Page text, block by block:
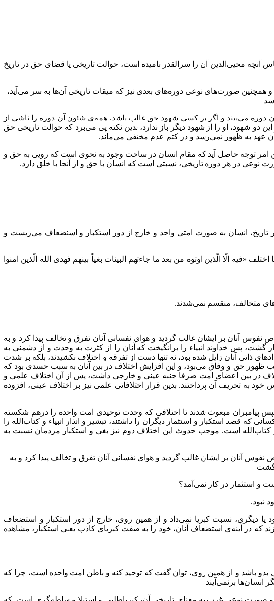
آنچه محیی‌الدین آن را سرالقدر نامیده است، حوالت تاریخی یا قضای حق در تاریخ
همچنین صورت‌های نوعی دوره‌های بعدی نیز که میقات تاریخی آن‌ها به سر می‌آید،
می‌بیند و اگر بر کسی شهود حق غالب باشد، همه‌ی شئون آن دوره را ناشی از
دو شهود، او را از شهود دیگر باز ندارد، بدین نکته پی می‌برد که حوالت تاریخی حق
عهد به ظهور نمی‌رسد و در کتم عدم مختفی می‌ماند.
امر توجه حاصل آید که مقام انسان در ساحت وجود به نحوی است که رویی به حق و
نوعی در هر دوره تاریخی، نسبتی است که انسان با حق و از آنجا با خلق دارد.
تاریخ، انسان به صورت امتی واحد و خارج از دور استکبار و استضعاف می‌زیست و
«فیه الّا الّذین اوتوه من بعد ما جاءتهم البینات بغیاً بینهم فهدی الله الّذین امنوا
متخالف، منقسم نمی‌شدند.
آنان بر ایشان غالب گردید و هوای نفسانی آنان تفرق و تخالف پیدا کرد و به
پس خداوند انبیاء را برانگیخت که آنان را از کثرت به وحدت و از دشمنی به
آنان زایل شده بود، نه تنها دست از تفرقه و اختلاف نکشیدند، بلکه بر شدت
سبب ظهور حق و وفاق می‌بود، و این افزایش اختلاف در بین آنان به سبب حسدی بود که
در بین اعضای امت صرفا جنبه عینی و خارجی داشت، پس از آن اختلاف علمی و
به تحریف آن پرداختند. بدین قرار اختلافاتی علمی نیز بر اختلاف عینی، افزوده
مبعوث شدند تا اختلافی که وحدت توحیدی امت واحده را درهم شکسته
قصد استکبار و استثمار دیگران را داشتند، تبشیر و انذار انبیاء و کتاب‌الله را
کتاب‌الله است. موجب حدوث این اختلاف دوم نیز بغی و استکبار مردمان نسبت به
آنان بر ایشان غالب گردید و هوای نفسانی آنان تفرق و تخالف پیدا کرد و به
گشت
و استثمار در کار نمی‌آمد؟
نبود.
دیگری، نسبت کبریا نمی‌داد و از همین روی، خارج از دور استکبار و استضعاف
که در آینه‌ی استضعاف آنان، خود را به صفت کبریای کاذب یعنی استکبار، مشاهده
بدو باشد و از همین روی، توان گفت که توحید کنه و باطن امت واحده است، چرا که
انسان‌ها برنمی‌آیند.
نوعی غرب به معنای تاریخی آن، کبریاطلبی و استیلا و سلطه‌گری است. که